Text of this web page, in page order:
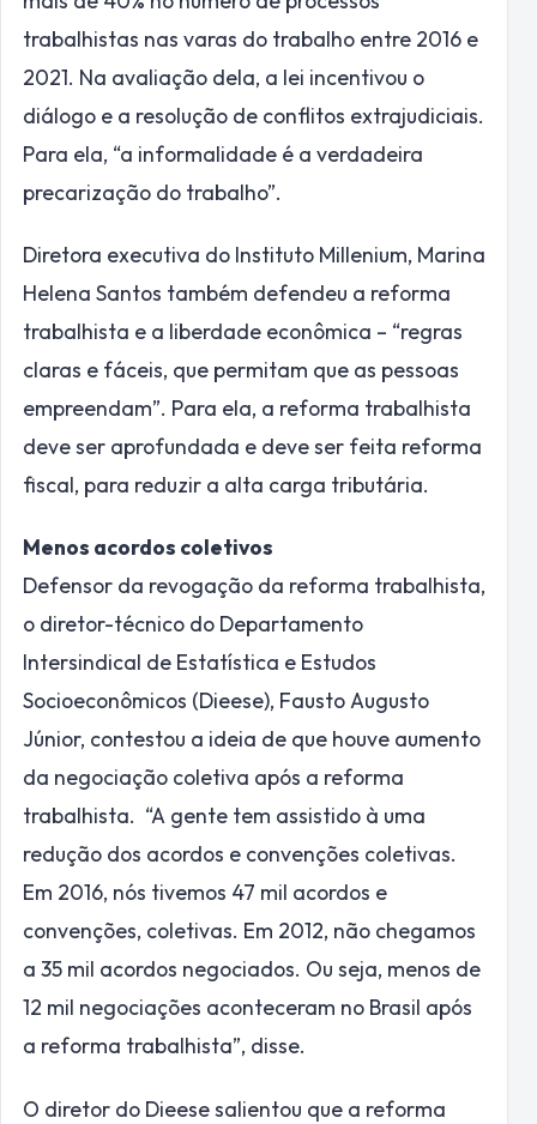
trabalhistas nas varas do trabalho entre 2016 e
2021. Na avaliação dela, a lei incentivou o
diálogo e a resolução de conflitos extrajudiciais.
Para ela, “a informalidade é a verdadeira
precarização do trabalho”.
Diretora executiva do Instituto Millenium, Marina
Helena Santos também defendeu a reforma
trabalhista e a liberdade econômica – “regras
claras e fáceis, que permitam que as pessoas
empreendam”. Para ela, a reforma trabalhista
deve ser aprofundada e deve ser feita reforma
fiscal, para reduzir a alta carga tributária.
Menos acordos coletivos
Defensor da revogação da reforma trabalhista,
o diretor-técnico do Departamento
Intersindical de Estatística e Estudos
Socioeconômicos (Dieese), Fausto Augusto
Júnior, contestou a ideia de que houve aumento
da negociação coletiva após a reforma
trabalhista. “A gente tem assistido à uma
redução dos acordos e convenções coletivas.
Em 2016, nós tivemos 47 mil acordos e
convenções, coletivas. Em 2012, não chegamos
a 35 mil acordos negociados. Ou seja, menos de
12 mil negociações aconteceram no Brasil após
a reforma trabalhista”, disse.
O diretor do Dieese salientou que a reforma